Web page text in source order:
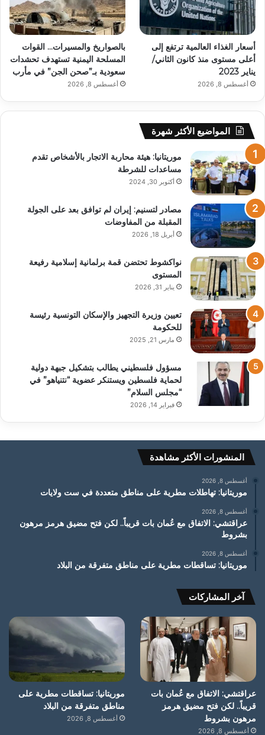
أسعار الغذاء العالمية ترتفع إلى
أعلى مستوى منذ كانون الثاني/
يناير 2023
أغسطس 8, 2026
بالصواريخ والمسيرات… القوات
المسلحة اليمنية تستهدف تحشدات
سعودية بـ”صحن الجن” في مأرب
أغسطس 8, 2026
المواضيع الأكثر شهرة
موريتانيا: هيئة محاربة الاتجار بالأشخاص تقدم
مساعدات للشرطة
أكتوبر 30, 2024
مصادر لتسنيم: إيران لم توافق بعد على الجولة
المقبلة من المفاوضات
أبريل 18, 2026
نواكشوط تحتضن قمة برلمانية إسلامية رفيعة
المستوى
يناير 31, 2026
تعيين وزيرة التجهيز والإسكان التونسية رئيسة
للحكومة
مارس 21, 2025
مسؤول فلسطيني يطالب بتشكيل جبهة دولية
لحماية فلسطين ويستنكر عضوية “نتنياهو” في
“مجلس السلام”
فبراير 14, 2026
المنشورات الأكثر مشاهدة
أغسطس 8, 2026
موريتانيا: تهاطلات مطرية على مناطق متعددة في ست ولايات
أغسطس 8, 2026
عراقتشي: الاتفاق مع عُمان بات قريباً.. لكن فتح مضيق هرمز مرهون
بشروط
أغسطس 8, 2026
موريتانيا: تساقطات مطرية على مناطق متفرقة من البلاد
آخر المشاركات
عراقتشي: الاتفاق مع عُمان بات
قريباً.. لكن فتح مضيق هرمز
مرهون بشروط
أغسطس 8, 2026
موريتانيا: تساقطات مطرية على
مناطق متفرقة من البلاد
أغسطس 8, 2026